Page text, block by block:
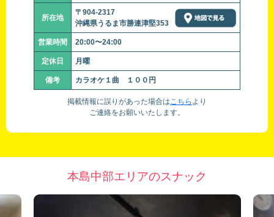
所在地
〒904-2317
沖縄県うるま市勝連津堅353
営業時間 20:00〜24:00
定休日 月曜
備考 カラオケ１曲 １００円
掲載情報に誤りがあった場合はこちら より
ご連絡をお願いいたします。
本島中部エリアのスナック